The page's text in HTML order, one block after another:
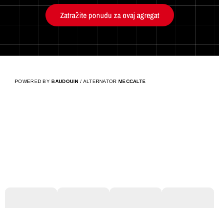
Zatražite ponudu za ovaj agregat
POWERED BYBAUDOUIN / ALTERNATOR MECCALTE